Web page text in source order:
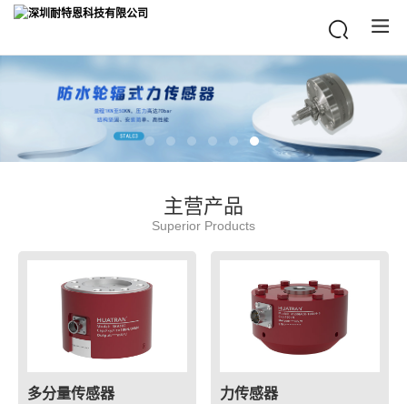
主营产品
Superior Products
多分量传感器 力传感器